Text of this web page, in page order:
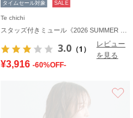
タイムセール対象 SALE
Te chichi
3.0 （1）
レビュー
を見る
¥3,916 -60%OFF-